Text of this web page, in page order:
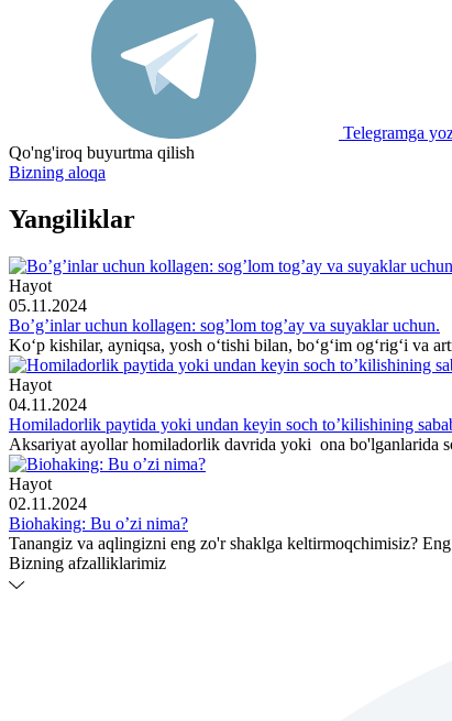
Telegramga
Qo'ng'iroq buyurtma qilish
Bizning aloqa
Yangiliklar
Hayot
05.11.2024
Bo’g’inlar uchun kollagen: sog’lom tog’ay va suyaklar uchun.
Ko‘p kishilar, ayniqsa, yosh o‘tishi bilan, bo‘g‘im og‘rig‘i va
Hayot
04.11.2024
Homiladorlik paytida yoki undan keyin soch to’kilishining
Aksariyat ayollar homiladorlik davrida yoki ona bo'lganlarida
Hayot
02.11.2024
Biohaking: Bu o’zi nima?
Tanangiz va aqlingizni eng zo'r shaklga keltirmoqchimisiz?
Bizning afzalliklarimiz